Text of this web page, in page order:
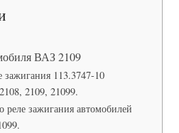
ВАЗ 2109
зажигания 113.3747-10
2109, 21099.
реле зажигания автомобилей